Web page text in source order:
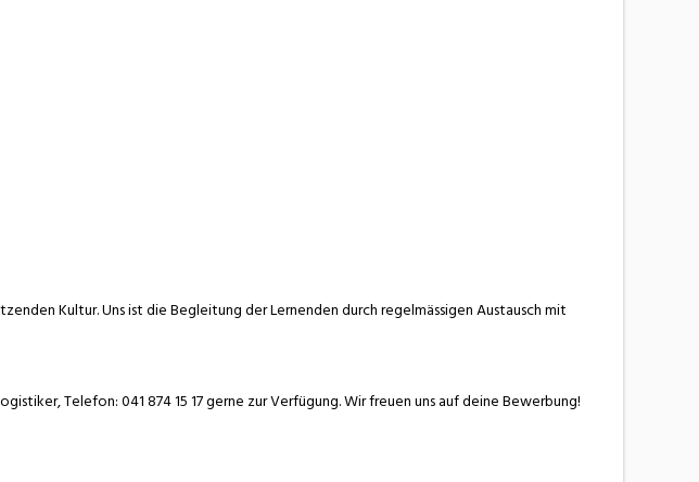
Kultur. Uns ist die Begleitung der Lernenden durch regelmässigen Austausch mit
Telefon: 041 874 15 17 gerne zur Verfügung. Wir freuen uns auf deine Bewerbung!